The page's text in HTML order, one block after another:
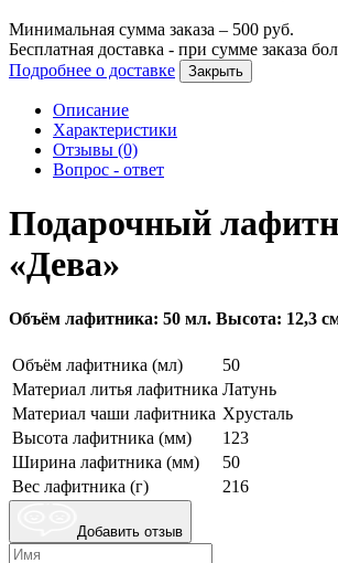
Минимальная сумма заказа – 500 руб.
Бесплатная доставка - при сумме заказа
Подробнее о доставке
Закрыть
Описание
Характеристики
Отзывы (0)
Вопрос - ответ
Подарочный
«Дева»
Объём лафитника: 50 мл. Высота: 12,3
Объём лафитника (мл)
50
Материал литья лафитника Латунь
Материал чаши лафитника Хрусталь
Высота лафитника (мм)
123
Ширина лафитника (мм)
50
Вес лафитника (г)
216
Добавить отзыв